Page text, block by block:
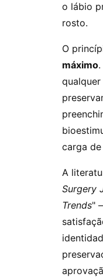
o lábio
rosto.
O
máximo
carga
A
Surgery
Trends"